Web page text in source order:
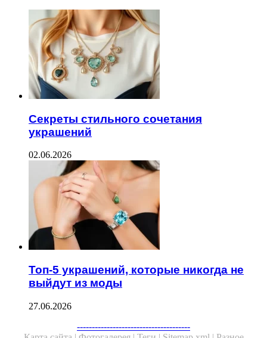
Секреты стильного сочетания
украшений
02.06.2026
Топ-5 украшений, которые никогда не
выйдут из моды
27.06.2026
--------------------------------------